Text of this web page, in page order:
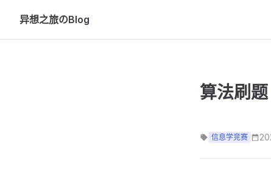
Skip to content
异想之旅のBlog
算法刷
信息学竞赛